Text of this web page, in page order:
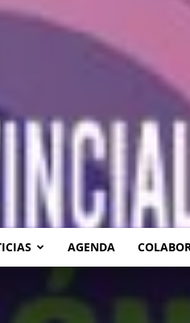
AGENDA